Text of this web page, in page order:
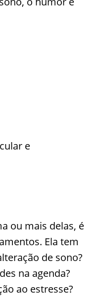
e
ou mais delas, é
Ela tem
de sono?
na agenda?
ao estresse?